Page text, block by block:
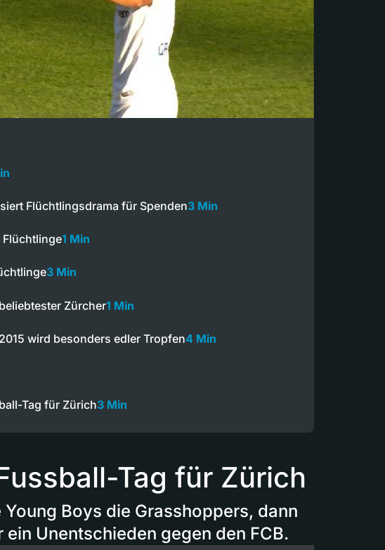
Flüchtlingsdrama für Spenden3 Min
Flüchtlinge1 Min
3 Min
Zürcher1 Min
wird besonders edler Tropfen4 Min
Tag für Zürich3 Min
Tag für Zürich
Boys die Grasshoppers, dann
ein Unentschieden gegen den FCB.